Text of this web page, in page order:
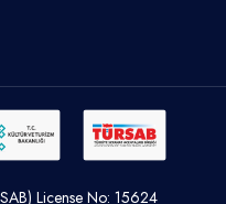
License No: 15624